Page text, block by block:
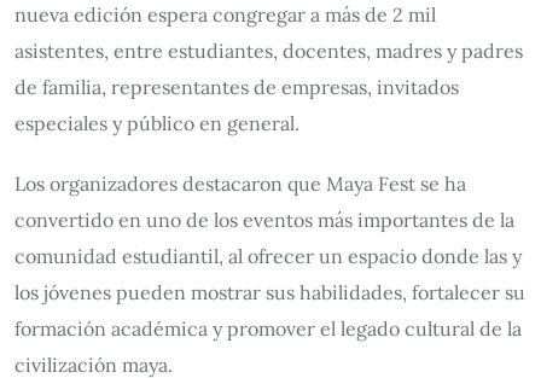
nueva edición espera congregar a más de 2 mil
asistentes, entre estudiantes, docentes, madres y padres
de familia, representantes de empresas, invitados
especiales y público en general.
Los organizadores destacaron que Maya Fest se ha
convertido en uno de los eventos más importantes de la
comunidad estudiantil, al ofrecer un espacio donde las y
los jóvenes pueden mostrar sus habilidades, fortalecer su
formación académica y promover el legado cultural de la
civilización maya.